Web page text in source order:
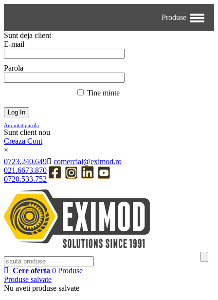
Produse
Sunt deja client
E-mail
Parola
Tine minte
Am uitat parola
Sunt client nou
Creaza Cont
×
0723.240.649
021.6673.870
0720.533.752
comercial@eximod.ro
Cere oferta 0 Produse
Produse salvate
Nu aveti produse salvate